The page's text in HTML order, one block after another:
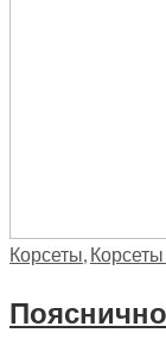
Корсеты,